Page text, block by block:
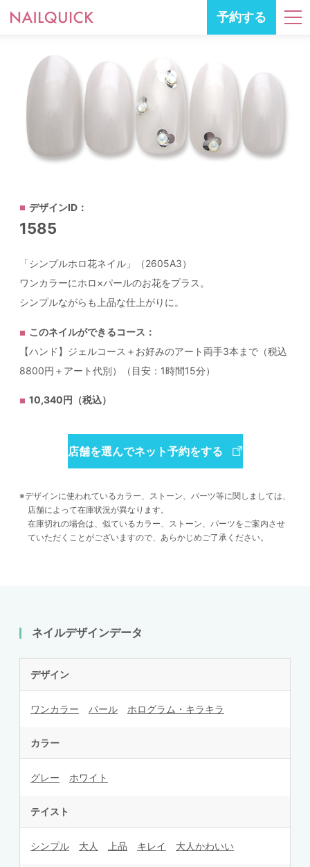
予約する
デザインID：
1585
「シンプルホロ花ネイル」（2605A3）
ワンカラーにホロ×パールのお花をプラス。
シンプルながらも上品な仕上がりに。
このネイルができるコース：
【ハンド】ジェルコース＋お好みのアート両手3本まで（税込
8800円＋アート代別）（目安：1時間15分）
10,340円（税込）
店舗を選んでネット予約をする
デザインに使われているカラー、ストーン、パーツ等に関しましては、
店舗によって在庫状況が異なります。
在庫切れの場合は、似ているカラー、ストーン、パーツをご案内させ
ていただくことがございますので、あらかじめご了承ください。
ネイルデザインデータ
デザイン
ワンカラー パール ホログラム・キラキラ
カラー
グレー ホワイト
テイスト
シンプル 大人 上品 キレイ 大人かわいい